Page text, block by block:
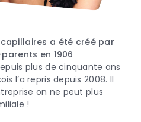
a été créé par
en 1906
plus de cinquante ans
l’a repris depuis 2008. Il
on ne peut plus
!